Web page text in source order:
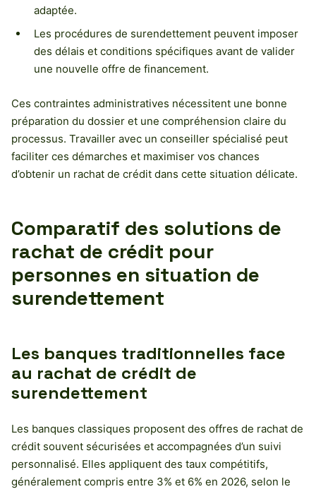
adaptée.
Les procédures de surendettement peuvent imposer
des délais et conditions spécifiques avant de valider
une nouvelle offre de financement.
Ces contraintes administratives nécessitent une bonne
préparation du dossier et une compréhension claire du
processus. Travailler avec un conseiller spécialisé peut
faciliter ces démarches et maximiser vos chances
d’obtenir un rachat de crédit dans cette situation délicate.
Comparatif des solutions de
rachat de crédit pour
personnes en situation de
surendettement
Les banques traditionnelles face
au rachat de crédit de
surendettement
Les banques classiques proposent des offres de rachat de
crédit souvent sécurisées et accompagnées d’un suivi
personnalisé. Elles appliquent des taux compétitifs,
généralement compris entre 3% et 6% en 2026, selon le